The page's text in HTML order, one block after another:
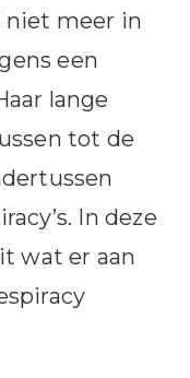
niet meer in
een
lange
tot de
In deze
wat er aan